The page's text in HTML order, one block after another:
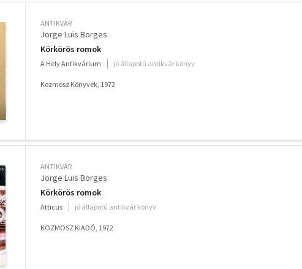
ANTIKVÁR
Jorge Luis Borges
Körkörös romok
A Hely Antikvárium jó állapotú antikvár könyv
Kozmosz Könyvek, 1972
ANTIKVÁR
Jorge Luis Borges
Körkörös romok
Atticus jó állapotú antikvár könyv
KOZMOSZ KIADÓ, 1972